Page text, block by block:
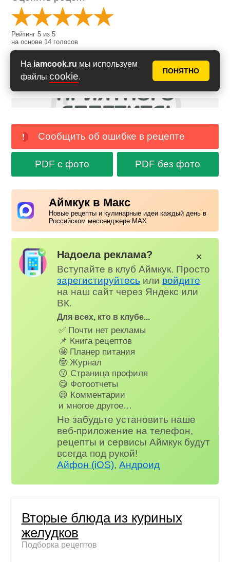
На iamcook.ru мы используем
файлы cookie.
ПОНЯТНО
Рейтинг5 из5
на основе 14 голосов
Сообщить об ошибке в рецепте
PDF с фото PDF без фото
Аймкук в Макс
Новые рецепты и кулинарные идеи каждый день в
Российском мессенджере MAX
Надоела реклама?
Вступайте в клуб Аймкук. Просто
зарегистируйтесь или войдите
на наш сайт через Яндекс или
ВК.
Для всех, кто в клубе...
✅ Почти нет рекламы
📌 Книга рецептов
🤩 Планер питания
🤓 Журнал
😗 Страница профиля
😋 Фотоотчеты
😃 Комментарии
и многое другое…
Не забудьте установить наше
веб-приложение на телефон,
рецепты и сервисы Аймкук будут
всегда под рукой!
Айфон (iOS),Андроид
✕
Вторые блюда из куриных
желудков
Подборка рецептов